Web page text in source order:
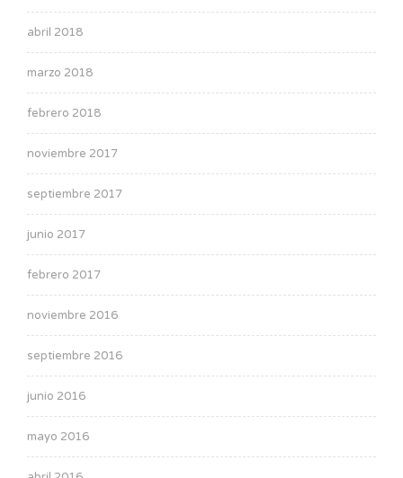
abril 2018
marzo 2018
febrero 2018
noviembre 2017
septiembre 2017
junio 2017
febrero 2017
noviembre 2016
septiembre 2016
junio 2016
mayo 2016